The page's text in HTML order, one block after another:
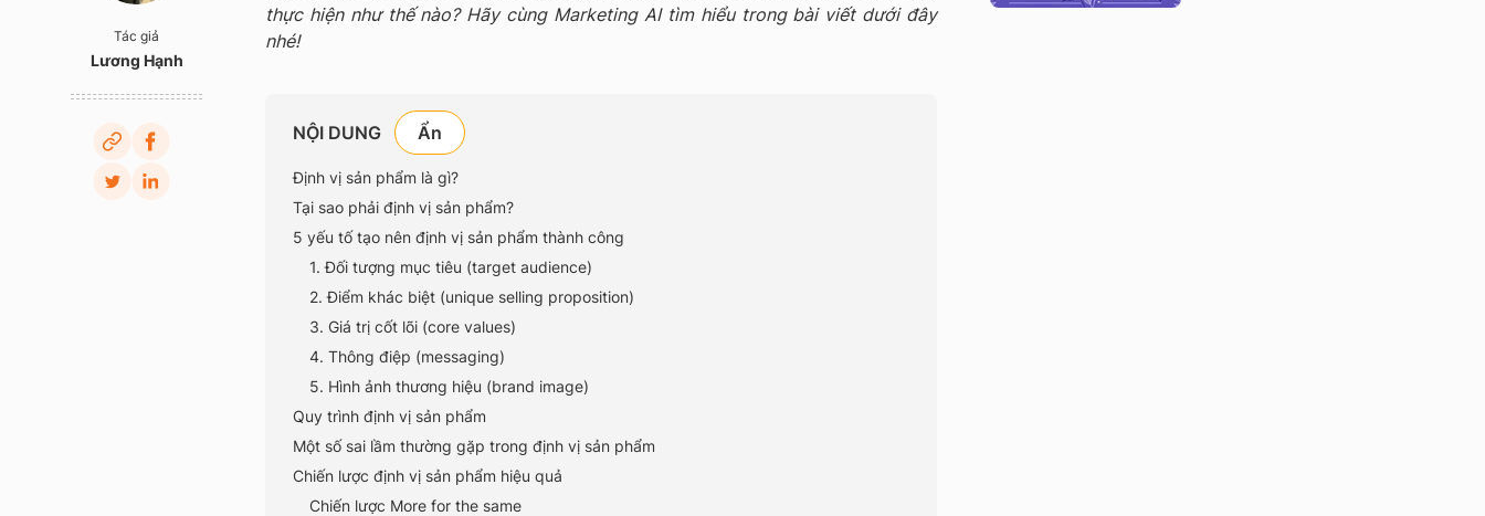
Tác giả
Lương Hạnh
thực hiện như thế nào? Hãy cùng Marketing AI tìm hiểu trong bài viết dưới đây
nhé!
NỘI DUNG
Định vị sản phẩm là gì?
Tại sao phải định vị sản phẩm?
5 yếu tố tạo nên định vị sản phẩm thành công
1. Đối tượng mục tiêu (target audience)
2. Điểm khác biệt (unique selling proposition)
3. Giá trị cốt lõi (core values)
4. Thông điệp (messaging)
5. Hình ảnh thương hiệu (brand image)
Quy trình định vị sản phẩm
Một số sai lầm thường gặp trong định vị sản phẩm
Chiến lược định vị sản phẩm hiệu quả
Chiến lược More for the same